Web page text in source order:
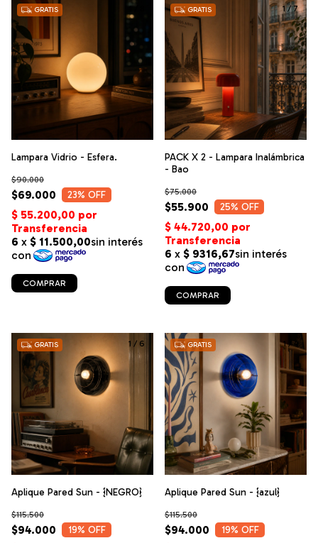
1
GRATIS
Lampara Vidrio - Esfera.
$69.000
$90.000
23% OFF
COMPRAR
1/7
GRATIS
PACK X 2 - Lampara Inalámbrica
- Bao
$55.900
$75.000
25% OFF
COMPRAR
1 / 6
GRATIS
Aplique Pared Sun - {NEGRO}
$94.000
$115.500
19% OFF
1/4
GRATIS
Aplique Pared Sun - {azul}
$94.000
$115.500
19% OFF